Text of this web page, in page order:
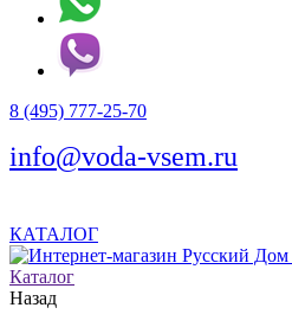
8 (495) 777-25-70
info@voda-vsem.ru
КАТАЛОГ
Каталог
Назад